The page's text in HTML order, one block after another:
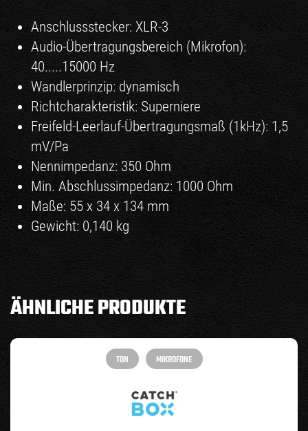
Anschlussstecker: XLR-3
Audio-Übertragungsbereich (Mikrofon):
40.....15000 Hz
Wandlerprinzip: dynamisch
Richtcharakteristik: Superniere
Freifeld-Leerlauf-Übertragungsmaß (1kHz): 1,5
mV/Pa
Nennimpedanz: 350 Ohm
Min. Abschlussimpedanz: 1000 Ohm
Maße: 55 x 34 x 134 mm
Gewicht: 0,140 kg
ÄHNLICHE PRODUKTE
TON MIKROFONE